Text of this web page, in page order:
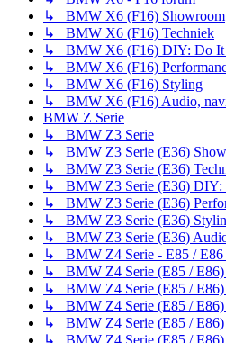
↳ BMW X6 (F16) Showroom
↳ BMW X6 (F16) Techniek
↳ BMW X6 (F16) DIY: Do It
↳ BMW X6 (F16)
↳ BMW X6 (F16) Styling
↳ BMW X6 (F16) Audio,
BMW Z Serie
↳ BMW Z3 Serie
↳ BMW Z3 Serie (E36)
↳ BMW Z3 Serie (E36)
↳ BMW Z3 Serie (E36) DIY:
↳ BMW Z3 Serie (E36)
↳ BMW Z3 Serie (E36)
↳ BMW Z3 Serie (E36)
↳ BMW Z4 Serie - E85 / E86
↳ BMW Z4 Serie (E85 / E86)
↳ BMW Z4 Serie (E85 / E86)
↳ BMW Z4 Serie (E85 /
↳ BMW Z4 Serie (E85 / E86)
↳ BMW Z4 Serie (E85 / E86)